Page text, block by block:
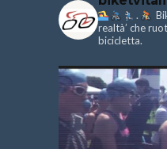
.
realtà’ che
bicicletta.